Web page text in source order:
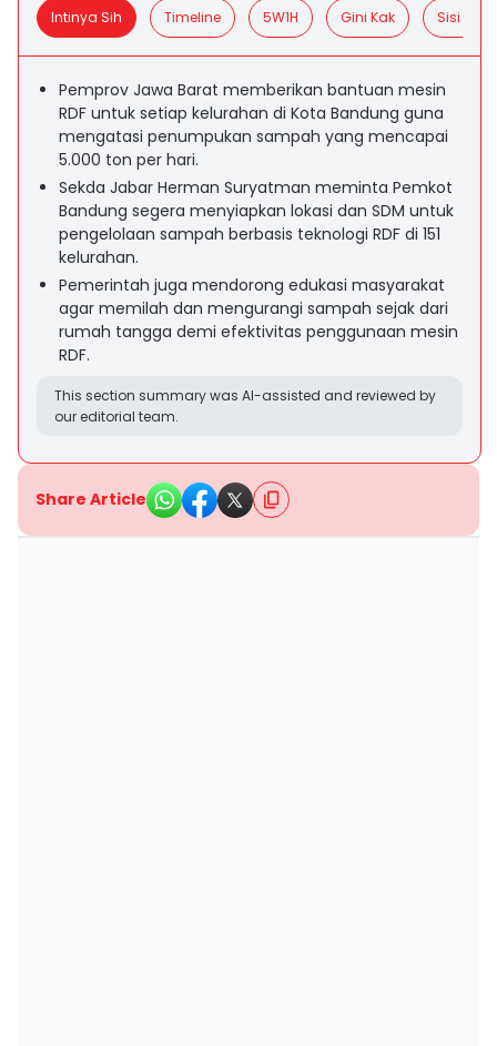
Intinya Sih Timeline 5W1H Gini Kak Sisi
Pemprov Jawa Barat memberikan bantuan mesin
RDF untuk setiap kelurahan di Kota Bandung guna
mengatasi penumpukan sampah yang mencapai
5.000 ton per hari.
Sekda Jabar Herman Suryatman meminta Pemkot
Bandung segera menyiapkan lokasi dan SDM untuk
pengelolaan sampah berbasis teknologi RDF di 151
kelurahan.
Pemerintah juga mendorong edukasi masyarakat
agar memilah dan mengurangi sampah sejak dari
rumah tangga demi efektivitas penggunaan mesin
RDF.
This section summary was AI-assisted and reviewed by
our editorial team.
Share Article